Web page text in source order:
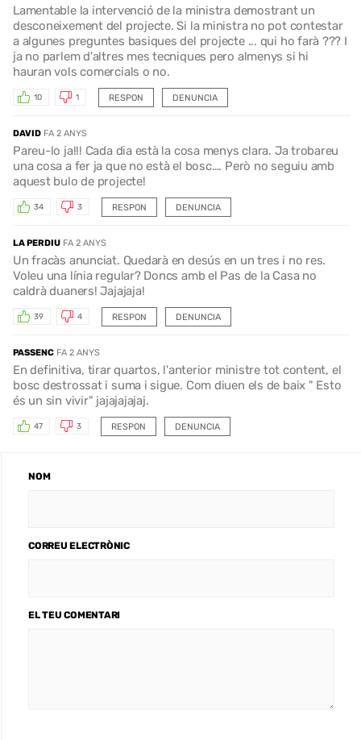
Lamentable la intervenció de la ministra demostrant un
desconeixement del projecte. Si la ministra no pot contestar
a algunes preguntes basiques del projecte ... qui ho farà ??? I
ja no parlem d'altres mes tecniques pero almenys si hi
hauran vols comercials o no.
RESPON
10 1 DENUNCIA
DAVID FA 2 ANYS
Pareu-lo ja!!! Cada dia està la cosa menys clara. Ja trobareu
una cosa a fer ja que no està el bosc…. Però no seguiu amb
aquest bulo de projecte!
RESPON
34 3 DENUNCIA
LA PERDIU FA 2 ANYS
Un fracàs anunciat. Quedarà en desús en un tres i no res.
Voleu una línia regular? Doncs amb el Pas de la Casa no
caldrà duaners! Jajajaja!
RESPON
39 4 DENUNCIA
PASSENC FA 2 ANYS
En definitiva, tirar quartos, l'anterior ministre tot content, el
bosc destrossat i suma i sigue. Com diuen els de baix " Esto
és un sin vivir" jajajajajaj.
RESPON
47 3 DENUNCIA
NOM
CORREU ELECTRÒNIC
EL TEU COMENTARI